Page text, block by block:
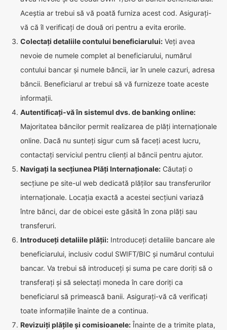
Aceștia ar trebui să vă poată furniza acest cod. Asigurați-
vă că îl verificați de două ori pentru a evita erorile.
Colectați detaliile contului beneficiarului: Veți avea
nevoie de numele complet al beneficiarului, numărul
contului bancar și numele băncii, iar în unele cazuri, adresa
băncii. Beneficiarul ar trebui să vă furnizeze toate aceste
informații.
Autentificați-vă în sistemul dvs. de banking online:
Majoritatea băncilor permit realizarea de plăți internaționale
online. Dacă nu sunteți sigur cum să faceți acest lucru,
contactați serviciul pentru clienți al băncii pentru ajutor.
Navigați la secțiunea Plăți Internaționale: Căutați o
secțiune pe site-ul web dedicată plăților sau transferurilor
internaționale. Locația exactă a acestei secțiuni variază
între bănci, dar de obicei este găsită în zona plăți sau
transferuri.
Introduceți detaliile plății: Introduceți detaliile bancare ale
beneficiarului, inclusiv codul SWIFT/BIC și numărul contului
bancar. Va trebui să introduceți și suma pe care doriți să o
transferați și să selectați moneda în care doriți ca
beneficiarul să primească banii. Asigurați-vă că verificați
toate informațiile înainte de a continua.
Revizuiți plățile și comisioanele: Înainte de a trimite plata,